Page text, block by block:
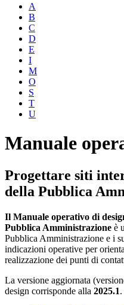
A
B
C
D
E
I
M
O
S
T
U
Manuale
Progettare siti
della Pubblica
Il Manuale operativo di
Pubblica Amministrazione è
Pubblica Amministrazione e i
indicazioni operative per
realizzazione dei punti di
La versione aggiornata
design corrisponde alla 2025.1.